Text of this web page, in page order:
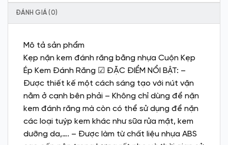
ĐÁNH GIÁ (0)
Mô tả sản phẩm
Kẹp nặn kem đánh răng bằng nhựa Cuộn Kẹp
Ép Kem Đánh Răng ☑ ĐẶC ĐIỂM NỔI BẬT: –
Được thiết kế một cách sáng tạo với nút vặn
nằm ở cạnh bên phải – Không chỉ dùng để nặn
kem đánh răng mà còn có thể sử dụng để nặn
các loại tuýp kem khác như sữa rửa mặt, kem
dưỡng da,…. – Được làm từ chất liệu nhựa ABS